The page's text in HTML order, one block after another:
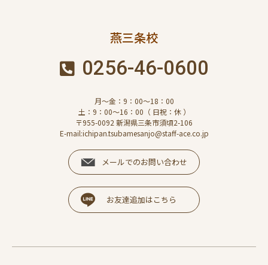
燕三条校
0256-46-0600
月～金：9：00～18：00
土：9：00～16：00（ 日祝：休 ）
〒955-0092 新潟県三条市須頃2-106
E-mail:ichipan.tsubamesanjo@staff-ace.co.jp
メールでのお問い合わせ
お友達追加はこちら